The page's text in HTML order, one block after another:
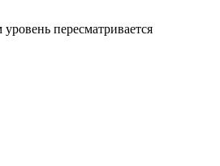
пересматривается